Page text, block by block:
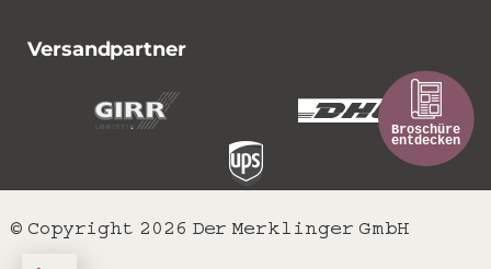
Versandpartner
© Copyright 2026 Der Merklinger GmbH